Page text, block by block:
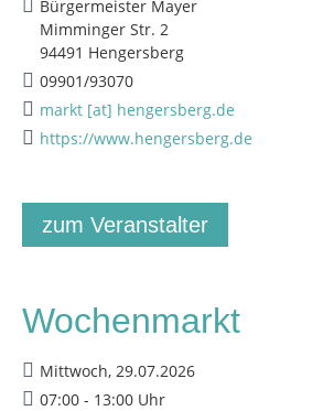
Bürgermeister Mayer
Mimminger Str. 2
94491 Hengersberg
09901/93070
markt [at] hengersberg.de
https://www.hengersberg.de
zum Veranstalter
Wochenmarkt
Mittwoch, 29.07.2026
07:00 - 13:00 Uhr